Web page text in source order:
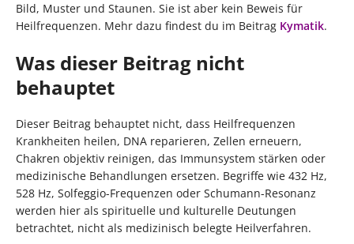
Bild, Muster und Staunen. Sie ist aber kein Beweis für
Heilfrequenzen. Mehr dazu findest du im Beitrag Kymatik.
Was dieser Beitrag nicht
behauptet
Dieser Beitrag behauptet nicht, dass Heilfrequenzen
Krankheiten heilen, DNA reparieren, Zellen erneuern,
Chakren objektiv reinigen, das Immunsystem stärken oder
medizinische Behandlungen ersetzen. Begriffe wie 432 Hz,
528 Hz, Solfeggio-Frequenzen oder Schumann-Resonanz
werden hier als spirituelle und kulturelle Deutungen
betrachtet, nicht als medizinisch belegte Heilverfahren.